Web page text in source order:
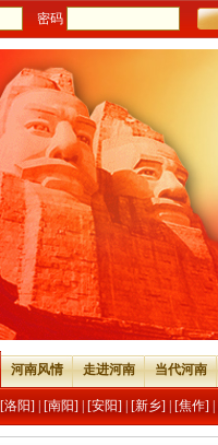
密码
河南风情 走进河南 当代河南
[洛阳] [南阳] [安阳] [新乡] [焦作]